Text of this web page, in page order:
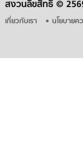
สงวนลิขสิทธิ์ ©
เกี่ยวกับเรา นโยบายค